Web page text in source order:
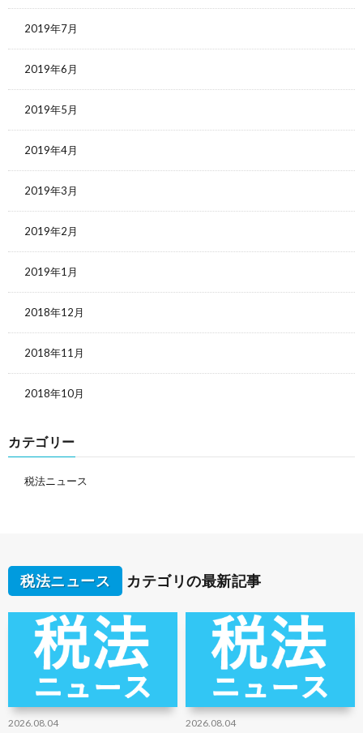
2019年7月
2019年6月
2019年5月
2019年4月
2019年3月
2019年2月
2019年1月
2018年12月
2018年11月
2018年10月
カテゴリー
税法ニュース
税法ニュース カテゴリの最新記事
2026.08.04 2026.08.04